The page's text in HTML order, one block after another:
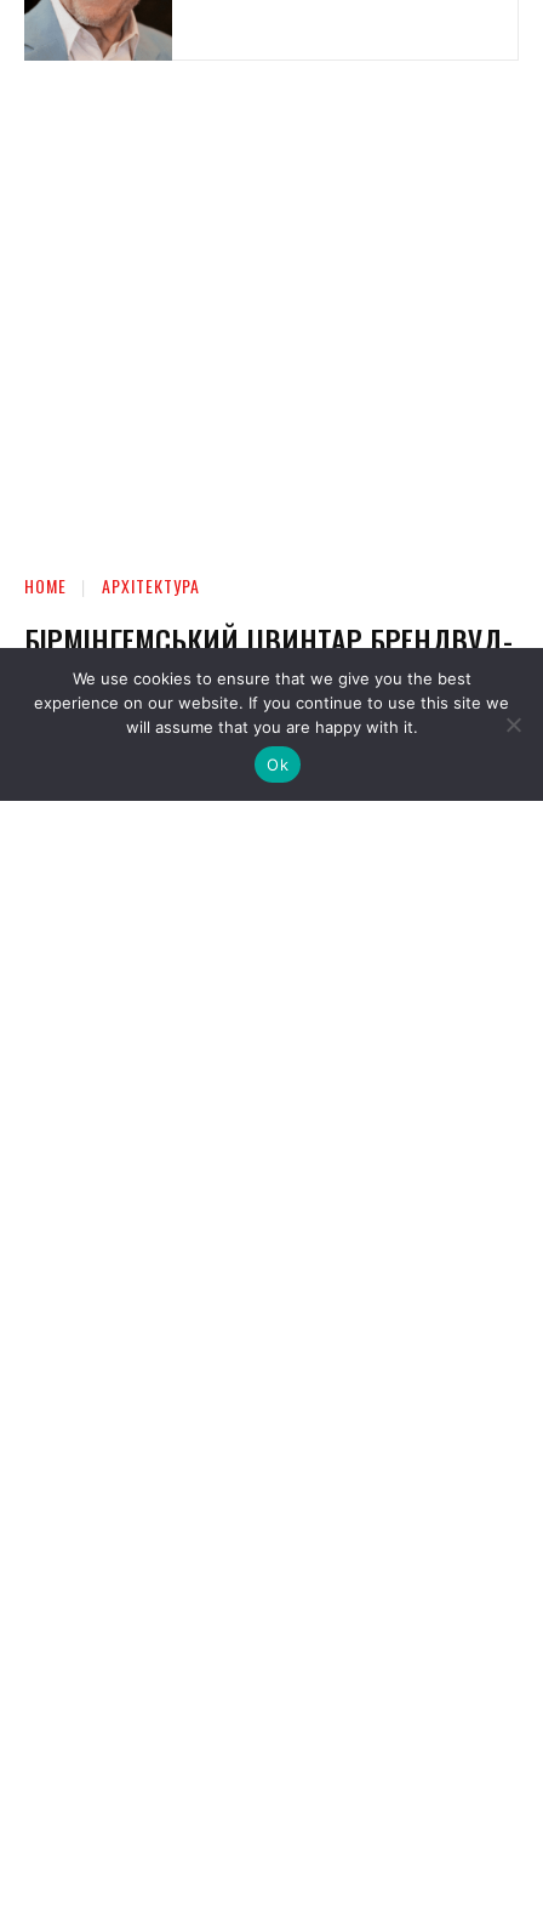
We use cookies to ensure that we give you the best
experience on our website. If you continue to use this site we
will assume that you are happy with it.
Ok